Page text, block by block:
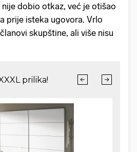
dobio otkaz, već je otišao
prije isteka ugovora. Vrlo
skupštine, ali više nisu